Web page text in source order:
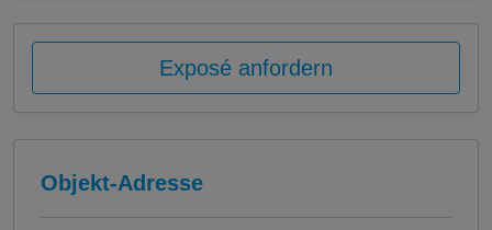
Exposé anfordern
Objekt-Adresse